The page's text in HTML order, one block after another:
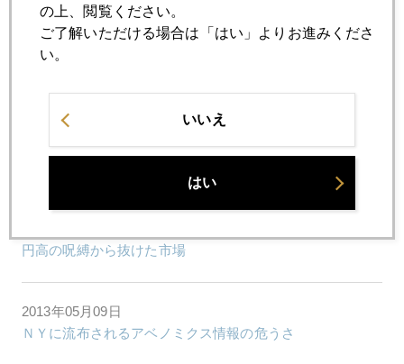
2013年05月14日
2013年05月13日
円高の呪縛から抜けた市場
2013年05月09日
ＮＹに流布されるアベノミクス情報の危うさ
の上、閲覧ください。
ご了解いただける場合は「はい」よりお進みくださ
い。
いいえ
はい